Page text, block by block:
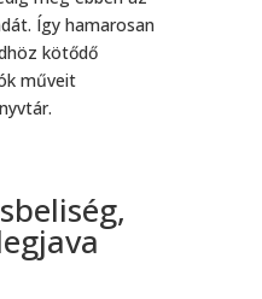
Így hamarosan
kötődő
műveit